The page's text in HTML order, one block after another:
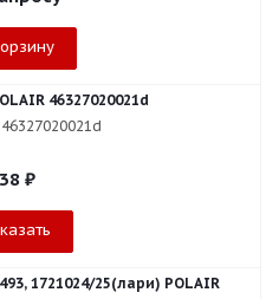
46327020021d
₽
1721024/25(лари) POLAIR